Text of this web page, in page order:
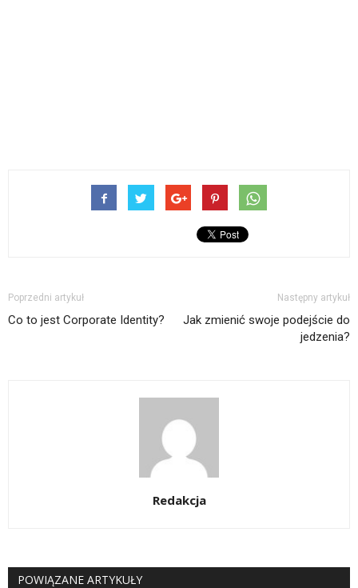
Poprzedni artykuł
Co to jest Corporate Identity?
Następny artykuł
Jak zmienić swoje podejście do
jedzenia?
Redakcja
POWIĄZANE ARTYKUŁY